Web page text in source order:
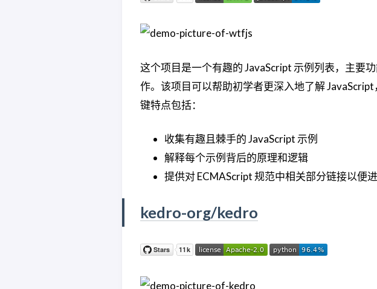
这个项目是一个有趣的 JavaScript 示例列表，主要
作。该项目可以帮助初学者更深入地了解
键特点包括：
收集有趣且棘手的 JavaScript 示例
解释每个示例背后的原理和逻辑
提供对 ECMAScript 规范中相关部分链接以便
kedro-org/kedro